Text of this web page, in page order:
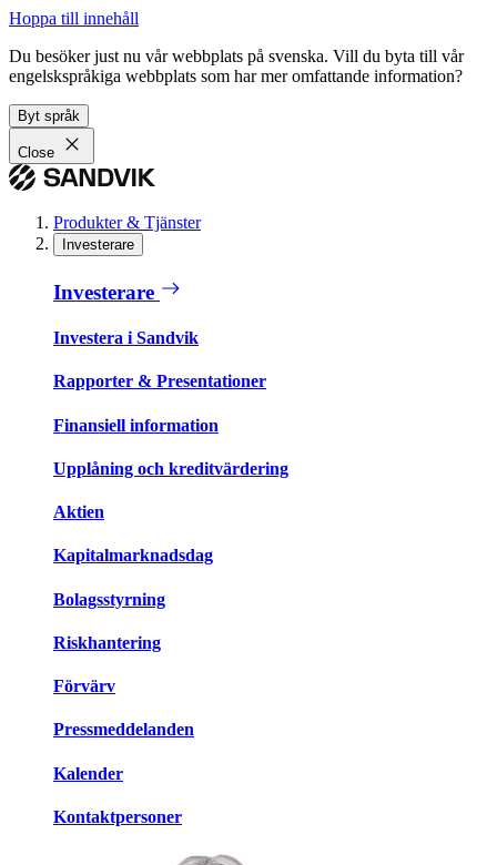
Hoppa till innehåll
Du besöker just nu vår webbplats på svenska. Vill du byta till vår
engelskspråkiga webbplats som har mer omfattande information?
Byt språk
Close
Produkter & Tjänster
Investerare
Investerare
Investera i Sandvik
Rapporter & Presentationer
Finansiell information
Upplåning och kreditvärdering
Aktien
Kapitalmarknadsdag
Bolagsstyrning
Riskhantering
Förvärv
Pressmeddelanden
Kalender
Kontaktpersoner